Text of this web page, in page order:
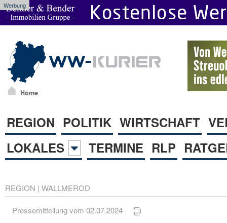
Werbung
Home
REGION POLITIK WIRTSCHAFT
LOKALES
TERMINE RLP
REGION | WALLMEROD
Pressemitteilung vom 02.07.2024